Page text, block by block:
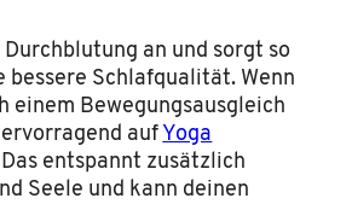
an und sorgt so
bessere Schlafqualität. Wenn
einem Bewegungsausgleich
auf Yoga
entspannt zusätzlich
Seele und kann deinen